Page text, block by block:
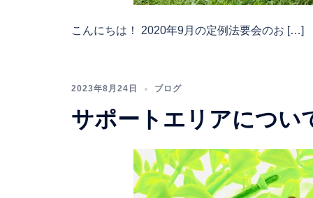
こんにちは！ 2020年9月の定例法要会のお […]
2023年8月24日 ブログ
サポートエリアについ